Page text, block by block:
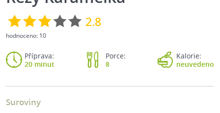
2.8
hodnoceno: 10
Příprava:
20 minut
Porce:
8
Kalorie:
neuvedeno
Suroviny